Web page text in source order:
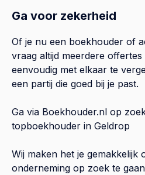
Ga voor zekerheid
Of je nu een boekhouder of
vraag altijd meerdere
eenvoudig met elkaar te
een partij die goed bij je past.
Ga via Boekhouder.nl op
topboekhouder in Geldrop
Wij maken het je gemakkelijk
onderneming op zoek te